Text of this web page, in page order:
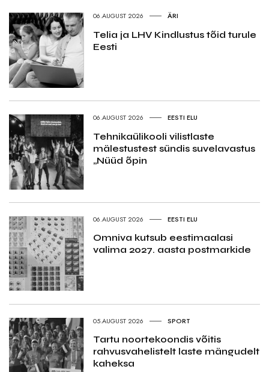
06.AUGUST 2026 ÄRI
Telia ja LHV Kindlustus tõid turule
Eesti
06.AUGUST 2026 EESTI ELU
Tehnikaülikooli vilistlaste
mälestustest sündis suvelavastus
„Nüüd õpin
06.AUGUST 2026 EESTI ELU
Omniva kutsub eestimaalasi
valima 2027. aasta postmarkide
05.AUGUST 2026 SPORT
Tartu noortekoondis võitis
rahvusvahelistelt laste mängudelt
kaheksa